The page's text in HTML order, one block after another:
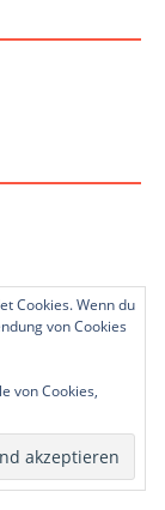
Cookies. Wenn du
von Cookies
von Cookies,